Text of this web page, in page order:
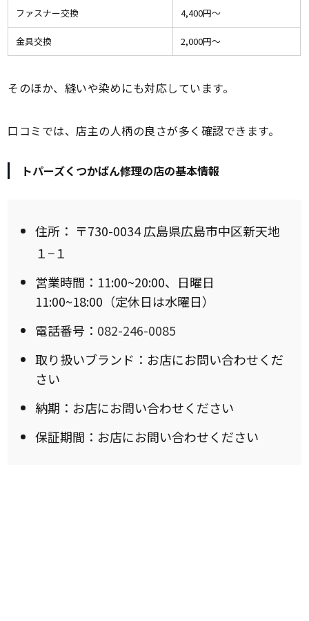
ファスナー交換 4,400円〜
金具交換 2,000円〜
そのほか、縫いや染めにも対応しています。
口コミでは、店主の人柄の良さが多く確認できます。
トパーズくつかばん修理の店の基本情報
住所： 〒730-0034 広島県広島市中区新天地
１−１
営業時間：11:00~20:00、日曜日
11:00~18:00（定休日は水曜日）
電話番号： 082-246-0085
取り扱いブランド：お店にお問い合わせくだ
さい
納期：お店にお問い合わせください
保証期間：お店にお問い合わせください